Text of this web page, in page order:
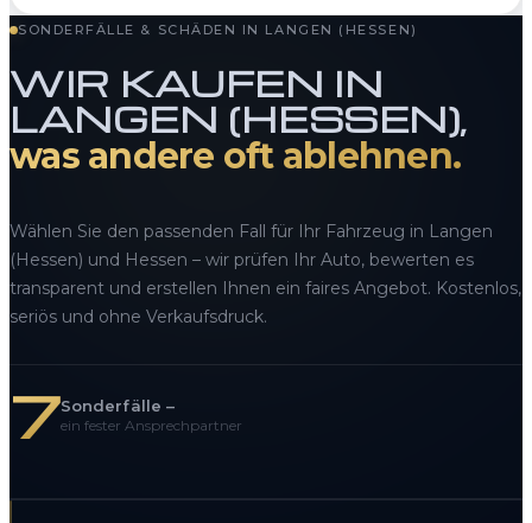
SONDERFÄLLE & SCHÄDEN IN LANGEN (HESSEN)
WIR KAUFEN IN
LANGEN (HESSEN),
was andere oft ablehnen.
Wählen Sie den passenden Fall für Ihr Fahrzeug in Langen
(Hessen) und Hessen – wir prüfen Ihr Auto, bewerten es
transparent und erstellen Ihnen ein faires Angebot. Kostenlos,
seriös und ohne Verkaufsdruck.
7Sonderfälle –
ein fester Ansprechpartner